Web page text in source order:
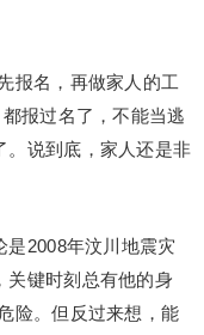
报名，再做家人的工
报过名了，不能当逃
。说到底，家人还是非
2008年汶川地震灾
关键时刻总有他的身
险。但反过来想，能